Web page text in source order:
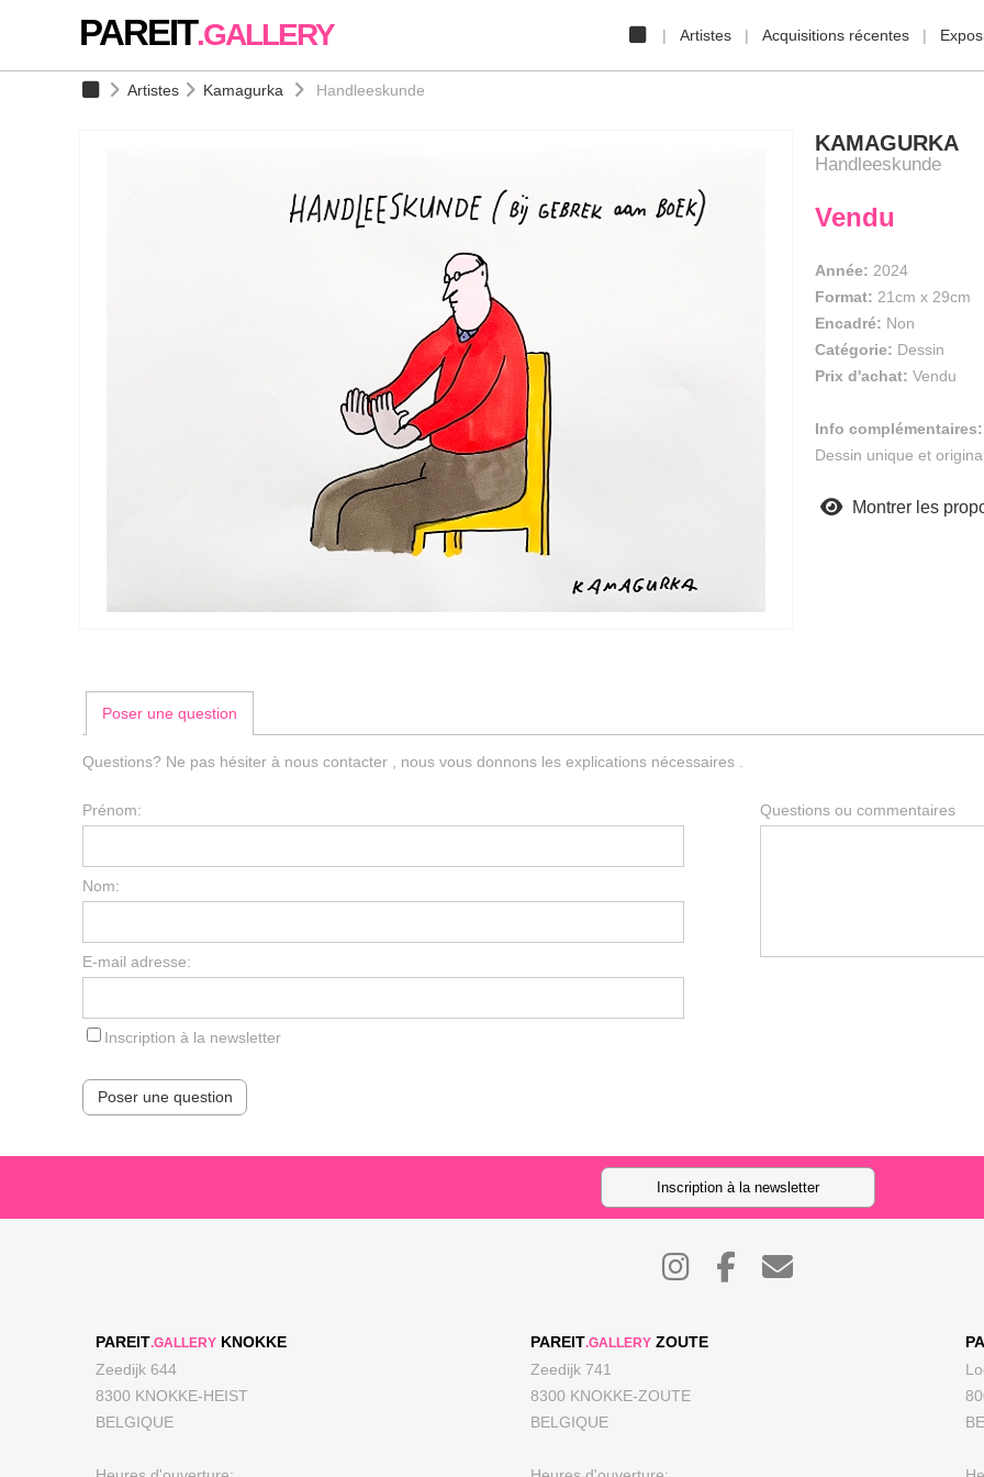
Artistes Acquisitions récentes
PAREIT.GALLERY
Artistes Kamagurka Handleeskunde
KAMAGURKA
Handleeskunde
Vendu
Année: 2024
Format: 21cm x 29cm
Encadré: Non
Catégorie: Dessin
Prix d'achat: Vendu
Info complémentaires:
Dessin unique et
Montrer les
Poser une question
Questions? Ne pas hésiter à nous contacter , nous vous donnons les explications nécessaires .
Prénom:
Nom:
E-mail adresse:
Inscription à la newsletter
Questions ou commentaires
Poser une question
Inscription à la newsletter
PAREIT.GALLERY KNOKKE
Zeedijk 644
8300 KNOKKE-HEIST
BELGIQUE
PAREIT.GALLERY ZOUTE
Zeedijk 741
8300 KNOKKE-ZOUTE
BELGIQUE